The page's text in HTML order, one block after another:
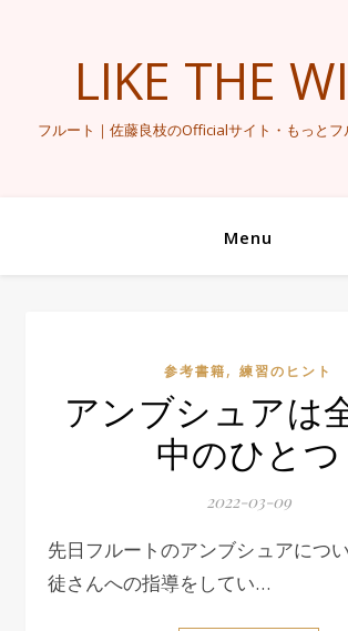
LIKE THE
フルート｜佐藤良枝のOfficialサイト・もっとフ
Menu
参考書籍, 練習のヒント
アンブシュアは
中のひとつ
2022-03-09
先日フルートのアンブシュアについて 数名の生
徒さんへの指導をしてい…